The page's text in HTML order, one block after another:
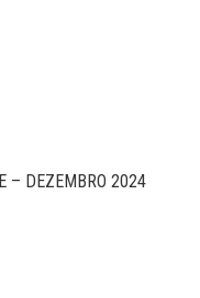
– DEZEMBRO 2024